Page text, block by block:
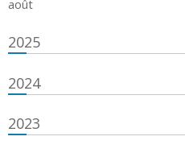
août
2025
2024
2023